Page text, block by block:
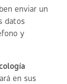
enviar un
datos
y
en sus